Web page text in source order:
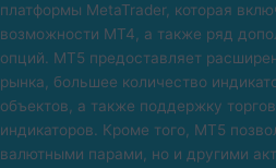
платформы MetaTrader, которая
возможности MT4, а также ряд
опций. MT5 предоставляет
рынка, большее количество
объектов, а также поддержку
индикаторов. Кроме того, MT5
валютными парами, но и другими